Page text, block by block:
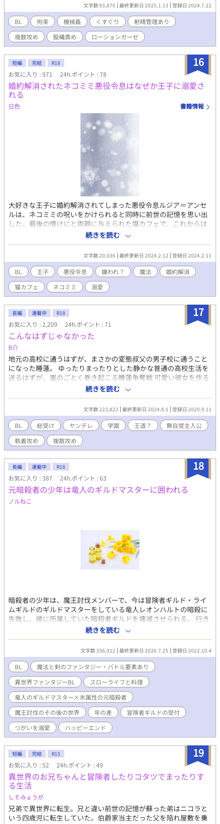
文字数 93,870 最終更新日 2025.1.13 登録日 2024.7.22
BL 拘束 機械姦 くすぐり
射精管理あり
複数攻め
股縄責め ローションガーゼ
16
短編 完結 R18
お気に入り : 971 24h.ポイント : 78
婚約解消されたネコミミ悪役令息はなぜか王子に溺愛さ
れる
日色 書籍情報
大好きな王子に婚約解消されてしまった悪役令息ルジア＝アンセ
ルは、ネコミミの呪いをかけられると同時に前世の記憶を思い出
した。最後の情けにと両親に与えられた猫カフェで、これからは
猫とまったり生きていくことに決めた……はずなのに！ なぜか
婚約解消したはずの王子レオンが押しかけてきて！？ 『悪役令息
溺愛アンソロジー』に寄稿したお話です。全１１話になる予定で
す。 ＊ムーンライトノベルズにも投稿しています。
続きを読む
文字数 20,036 最終更新日 2024.2.12 登録日 2024.2.11
BL 王子 悪役令息 嫌われ？ 魔法
婚約解消
猫カフェ
ネコミミ 溺愛
17
長編 連載中 R18
お気に入り : 2,209 24h.ポイント : 71
こんなはずじゃなかった
B介
地元の高校に通うはずが、まさかの変態叔父の男子校に通うこと
になった睡蓮。 ゆったりまったりとした静かな普通の高校生活を
送るはずが、嵐のごとく巻き起こる睡蓮争奪戦 可愛い彼女を作る
はずがオスオスした男の彼氏候補達、、、彼氏はいらん。 本当に
こんなはずじゃなかったのに。 作者、初めての作品です。こんな
話読みたいな！って自己満で始めたので、文才、表現力、知識も
ありませんが、楽しんで頂けたら光栄です。企業とか、色々あや
ふやな感じで出てますが流して頂けると幸いです！ ＊今はまだ
®︎15くらい ＊企業をよくわかってないので流しで！ ＊誤字脱字多
いかも知れませんごめんなさい！！
続きを読む
文字数 223,822 最終更新日 2024.8.5 登録日 2020.9.11
BL 総受け ヤンデレ 学園 王道？
無自覚主人公
執着攻め
複数攻め
18
長編 連載中 R18
お気に入り : 387 24h.ポイント : 63
元暗殺者の少年は竜人のギルドマスターに囲われる
ノルねこ
暗殺者の少年は、魔王討伐メンバーで、今は冒険者ギルド・ライ
ムギルドのギルドマスターをしている竜人レオンハルトの暗殺に
失敗し、彼に所属していた暗殺者ギルドを壊滅させられる。 行き
場を失った名無しの少年、暗殺者ナンバーＫはレオンハルトに捕
らえられ、「ケイ」という名で冒険者兼ギルド職員として働き始
める。 辺境のライムギルドの受付には色々な冒険者が来る。そん
な冒険者たちとの触れ合いと、冒険者生活、自分のことをつがい
だと言って口説いてくるレオンハルトとのまったりスローライフ
を不定期連載でお送りします。 レオンハルト（魔王討伐メンバ
ー、元ＳＳＳ級冒険者、ギルマス、竜人）×ケイ（元暗殺者の少
年、ギルド受付と冒険者兼業） 軽いふれあいはありますが、本格
的なえっちは後半です。別カプにはあります。作者はレオンハル
トに「執筆スピード上げてケイを早く成人させろ！」と怒られ
た！ 作中のおまけと補遺を後書きで登場人物がしてくれます。本
文より長くなる場合も…。 ※BLはファンタジー。竜や竜人の生態
は全て作者の創作です。チキュウやニホンなど、似たような名前
が出てきますが、実際の地球や日本とは名前が似ているだけの別
物です。 小説家になろう（ムーンライトノベルズ）でも公開中で
すが、メインはこちらになります。
続きを読む
文字数 356,012 最終更新日 2026.7.25 登録日 2022.10.4
BL
魔法と剣のファンタジー・バトル要素あり
異世界ファンタジーBL
スローライフと料理
竜人のギルドマスター×氷属性の元暗殺者
魔王討伐のその後の世界
年の差
冒険者ギルドの受付
つがいを溺愛
ハッピーエンド
19
短編 完結 R15
お気に入り : 52 24h.ポイント : 49
異世界のお兄ちゃんと冒険者したりコタツでまったりす
る生活
しそみょうが
兄弟で異世界に転生。兄と違い前世の記憶が蘇った弟はニコラと
いう四歳児に転生していた。伯爵家当主だった父を陥れ屋敷を乗